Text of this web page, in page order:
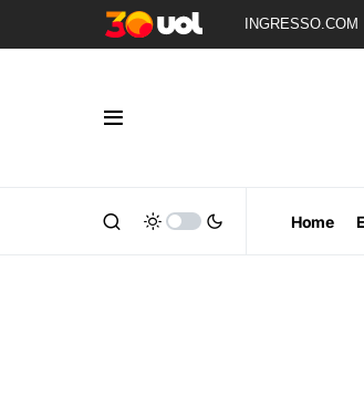
INGRESSO.COM
Home